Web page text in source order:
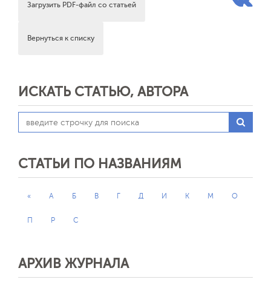
Загрузить PDF-файл со статьей
Вернуться к списку
ИСКАТЬ СТАТЬЮ, АВТОРА
СТАТЬИ ПО НАЗВАНИЯМ
« А Б В Г Д И К М О
П Р С
АРХИВ ЖУРНАЛА